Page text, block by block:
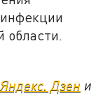
области.
Яндекс. Дзен и